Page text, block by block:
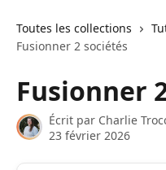
Toutes les collections
Fusionner 2 sociétés
Fusionner
Écrit par Charlie
23 février 2026